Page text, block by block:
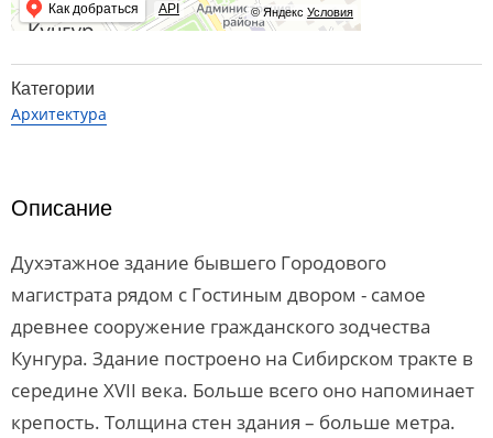
© Яндекс Условия
Как добраться API
Категории
Архитектура
Описание
Духэтажное здание бывшего Городового
магистрата рядом с Гостиным двором - самое
древнее сооружение гражданского зодчества
Кунгура. Здание построено на Сибирском тракте в
середине XVII века. Больше всего оно напоминает
крепость. Толщина стен здания – больше метра.